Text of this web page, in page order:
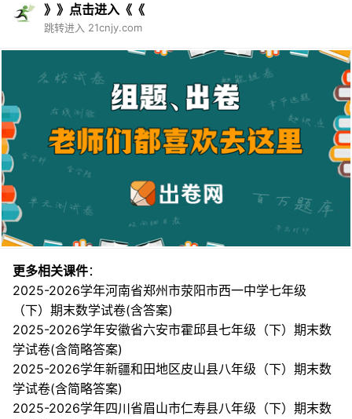
》》点击进入《《
跳转进入 21cnjy.com
更多相关课件：
2025-2026学年河南省郑州市荥阳市西一中学七年级
（下）期末数学试卷(含答案)
2025-2026学年安徽省六安市霍邱县七年级（下）期末数
学试卷(含简略答案)
2025-2026学年新疆和田地区皮山县八年级（下）期末数
学试卷(含简略答案)
2025-2026学年四川省眉山市仁寿县八年级（下）期末数